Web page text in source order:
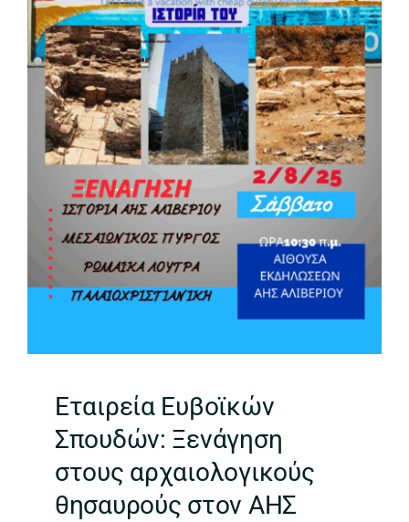
Εταιρεία Ευβοϊκών
Σπουδών: Ξενάγηση
στους αρχαιολογικούς
θησαυρούς στον ΑΗΣ